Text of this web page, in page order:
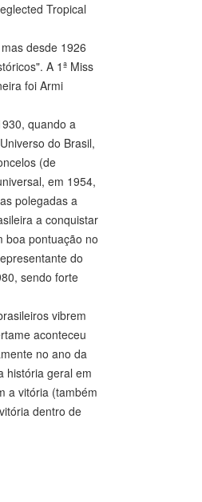
Tropical
desde 1926
A 1ª Miss
foi Armi
quando a
do Brasil,
(de
em 1954,
polegadas a
a conquistar
boa pontuação no
do
sendo forte
vibrem
aconteceu
no ano da
história geral em
a vitória (também
dentro de